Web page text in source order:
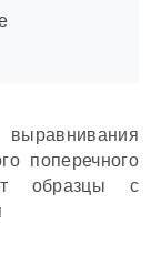
поперечного
образцы с